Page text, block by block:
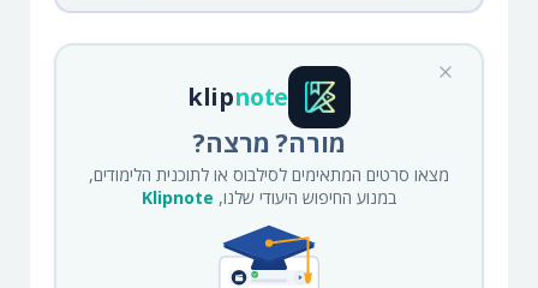
klipnote
מורה? מרצה?
מצאו סרטים המתאימים לסילבוס או לתוכנית הלימודים,
במנוע החיפוש היעודי שלנו, Klipnote